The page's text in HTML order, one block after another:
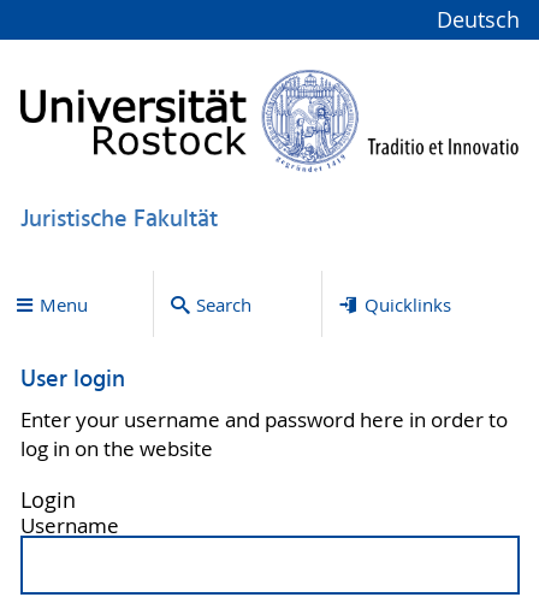
Deutsch
Juristische Fakultät
Menu Search Quicklinks
User login
Enter your username and password here in order to
log in on the website
Login
Username